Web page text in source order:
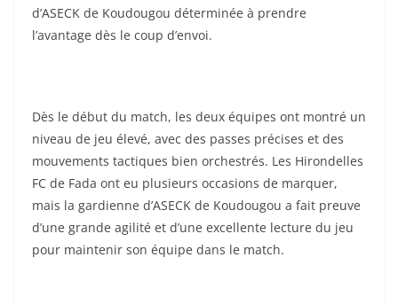
d’ASECK de Koudougou déterminée à prendre
l’avantage dès le coup d’envoi.
Dès le début du match, les deux équipes ont montré un
niveau de jeu élevé, avec des passes précises et des
mouvements tactiques bien orchestrés. Les Hirondelles
FC de Fada ont eu plusieurs occasions de marquer,
mais la gardienne d’ASECK de Koudougou a fait preuve
d’une grande agilité et d’une excellente lecture du jeu
pour maintenir son équipe dans le match.